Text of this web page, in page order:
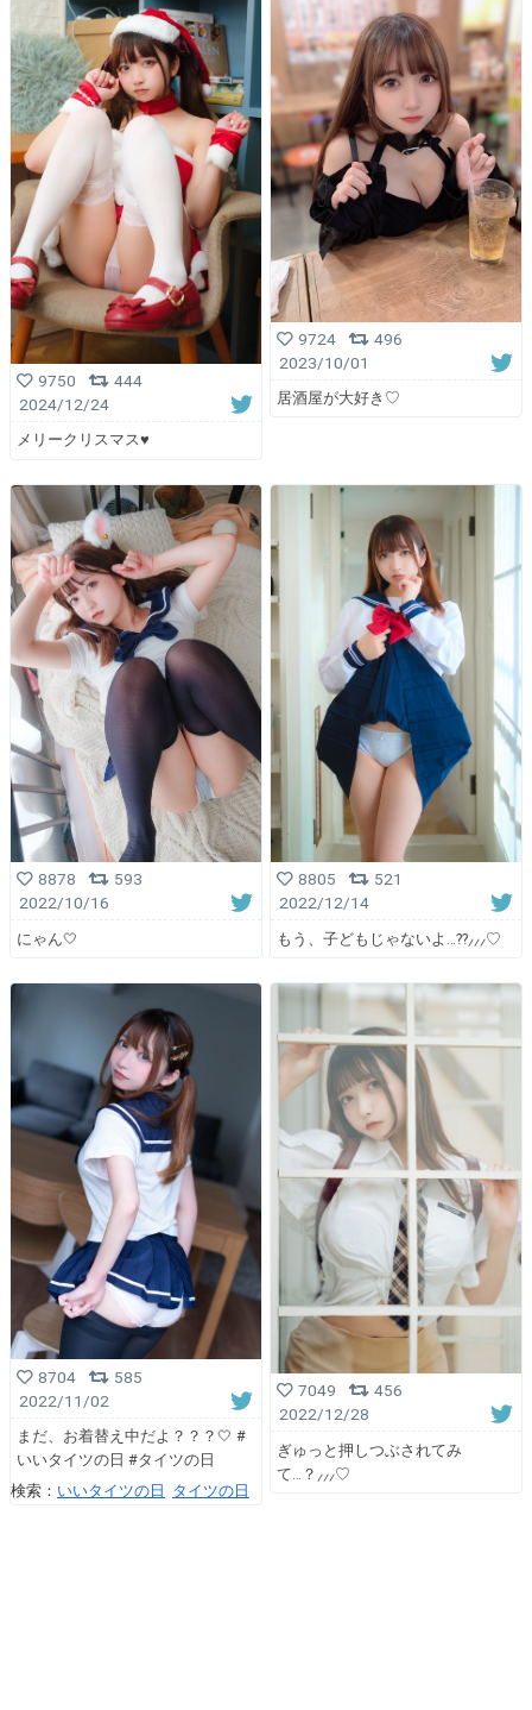
9750
444
2024/12/24
メリークリスマス♥️
9724
496
2023/10/01
居酒屋が大好き♡
8878
593
2022/10/16
にゃん🤍
8805
521
2022/12/14
もう、子どもじゃないよ…??⸝⸝⸝♡
8704
585
2022/11/02
まだ、お着替え中だよ？？？🤍 #
いいタイツの日 #タイツの日
検索： いいタイツの日 タイツの日
7049
456
2022/12/28
ぎゅっと押しつぶされてみ
て…？⸝⸝⸝♡